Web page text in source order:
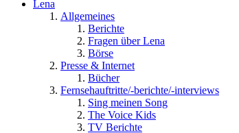
Lena
Allgemeines
Berichte
Fragen über Lena
Börse
Presse & Internet
Bücher
Fernsehauftritte/-berichte/-interviews
Sing meinen Song
The Voice Kids
TV Berichte